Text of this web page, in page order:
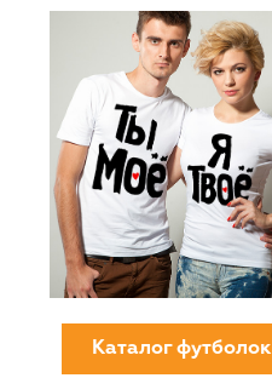
Каталог футболок